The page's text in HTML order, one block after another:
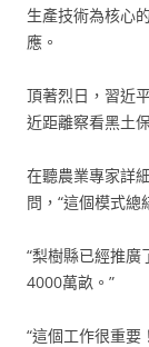
生產技術為核心
應。
頂著烈日，習近
近距離察看黑土
在聽農業專家詳
問，“這個模式總
“梨樹縣已經推
4000萬畝。”
“這個工作很重要